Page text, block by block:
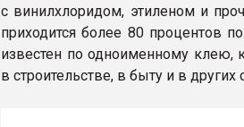
с винилхлоридом, этиленом и
приходится более 80 процентов
известен по одноименному клею,
в строительстве, в быту и в других